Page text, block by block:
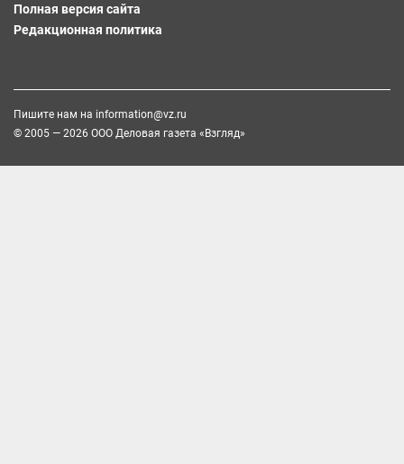
Полная версия сайта
Редакционная политика
Пишите нам на information@vz.ru
© 2005 — 2026 ООО Деловая газета «Взгляд»